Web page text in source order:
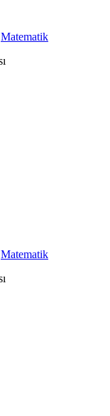
Matematik
Matematik